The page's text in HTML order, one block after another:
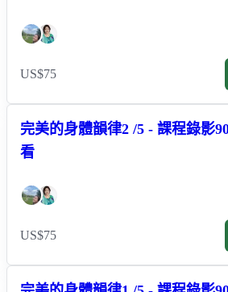
US$75
完美的身體韻律2 /5 - 課程錄影
看
US$75